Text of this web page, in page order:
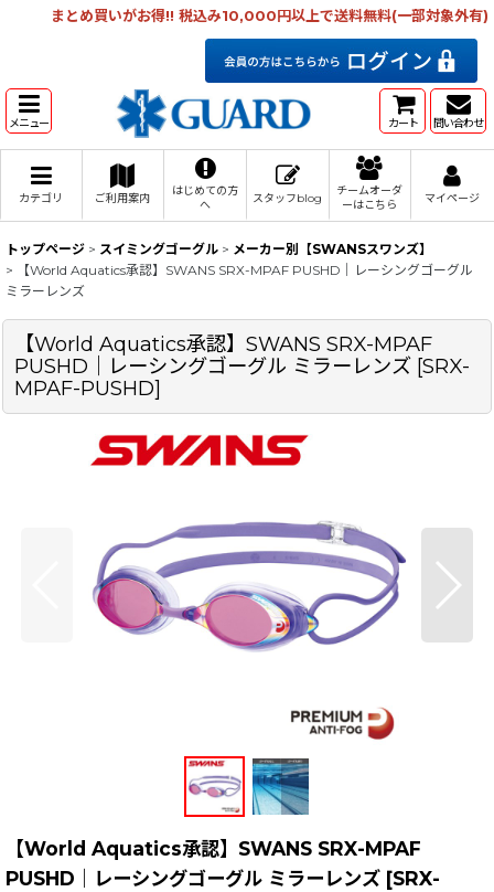
まとめ買いがお得!! 税込み10,000円以上で送料無料(一部対象外有)
メニュー カート 問い合わせ
カテゴリ ご利用案内
はじめての方
へ
スタッフblog
チームオーダ
ーはこちら
マイページ
トップページ > スイミングゴーグル > メーカー別【SWANSスワンズ】
>
【World Aquatics承認】SWANS SRX-MPAF PUSHD｜レーシングゴーグル
ミラーレンズ
【World Aquatics承認】SWANS SRX-MPAF
PUSHD｜レーシングゴーグル ミラーレンズ [SRX-
MPAF-PUSHD]
【World Aquatics承認】SWANS SRX-MPAF
PUSHD｜レーシングゴーグル ミラーレンズ [SRX-